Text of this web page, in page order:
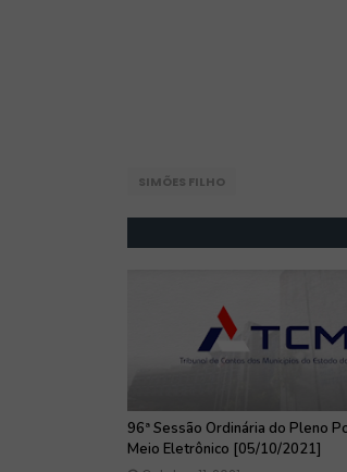
SIMÕES FILHO
96ª Sessão Ordinária do Pleno
Meio Eletrônico [05/10/2021]